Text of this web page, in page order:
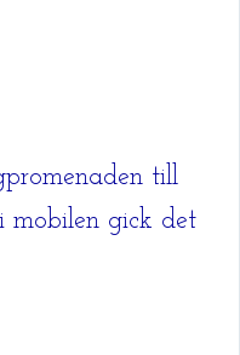
till
mobilen gick det